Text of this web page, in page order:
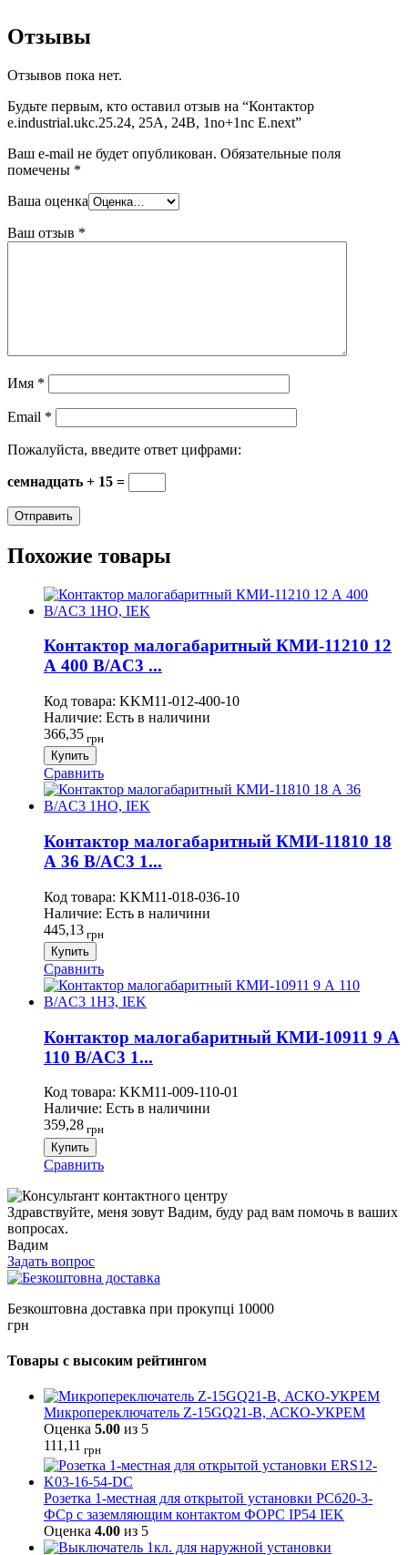
Отзывы
Отзывов пока нет.
Будьте первым, кто оставил отзыв на “Контактор
e.industrial.ukc.25.24, 25A, 24В, 1no+1nc E.next”
Ваш e-mail не будет опубликован. Обязательные поля
помечены *
Ваша оценка
Ваш отзыв *
Имя *
Email *
Пожалуйста, введите ответ цифрами:
семнадцать + 15 =
Похожие товары
Контактор малогабаритный КМИ-11210 12
А 400 В/AC3 ...
Код товара: KKM11-012-400-10
Наличие: Есть в наличини
366,35 грн
Купить
Сравнить
Контактор малогабаритный КМИ-11810 18
А 36 В/AC3 1...
Код товара: KKM11-018-036-10
Наличие: Есть в наличини
445,13 грн
Купить
Сравнить
Контактор малогабаритный КМИ-10911 9 А
110 В/AC3 1...
Код товара: KKM11-009-110-01
Наличие: Есть в наличини
359,28 грн
Купить
Сравнить
Здравствуйте, меня зовут Вадим, буду рад вам помочь в ваших
вопросах.
Вадим
Задать вопрос
Безкоштовна доставка при прокупці 10000
грн
Товары с высоким рейтингом
Микропереключатель Z-15GQ21-B, АСКО-УКРЕМ
Оценка 5.00 из 5
111,11 грн
Розетка 1-местная для открытой установки РСб20-3-
ФСр с заземляющим контактом ФОРС IP54 IEK
Оценка 4.00 из 5